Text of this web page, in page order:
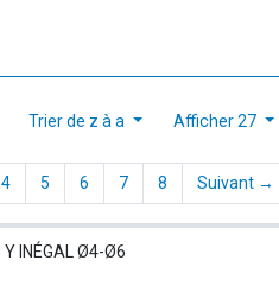
Afficher 27
Trier de z à a
4 5 6 7 8 Suivant →
Y INÉGAL Ø4-Ø6